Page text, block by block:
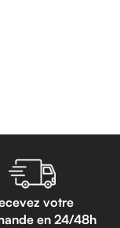
votre
en 24/48h